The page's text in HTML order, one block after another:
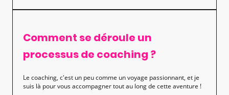
Comment se déroule un
processus de coaching ?
Le coaching, c'est un peu comme un voyage passionnant, et je
suis là pour vous accompagner tout au long de cette aventure !